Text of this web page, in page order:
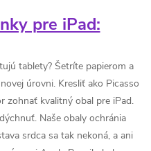
pre iPad:
tablety? Šetríte papierom a
úrovni. Kresliť ako Picasso
zohnať kvalitný obal pre iPad.
Naše obaly ochránia
srdca sa tak nekoná, a ani